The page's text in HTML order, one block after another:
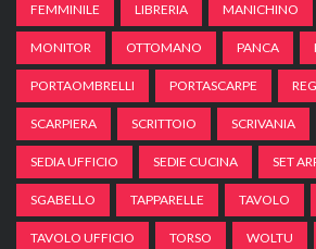
FEMMINILE LIBRERIA MANICHINO
MONITOR OTTOMANO PANCA
PORTAOMBRELLI PORTASCARPE
SCARPIERA SCRITTOIO SCRIVANIA
SEDIA UFFICIO SEDIE CUCINA SET
SGABELLO TAPPARELLE TAVOLO
TAVOLO UFFICIO TORSO WOLTU